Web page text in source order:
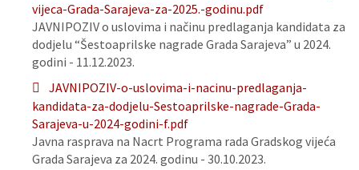
vijeca-Grada-Sarajeva-za-2025.-godinu.pdf
JAVNIPOZIV o uslovima i načinu predlaganja kandidata za
dodjelu “Šestoaprilske nagrade Grada Sarajeva” u 2024.
godini - 11.12.2023.
JAVNIPOZIV-o-uslovima-i-nacinu-predlaganja-
kandidata-za-dodjelu-Sestoaprilske-nagrade-Grada-
Sarajeva-u-2024-godini-f.pdf
Javna rasprava na Nacrt Programa rada Gradskog vijeća
Grada Sarajeva za 2024. godinu - 30.10.2023.